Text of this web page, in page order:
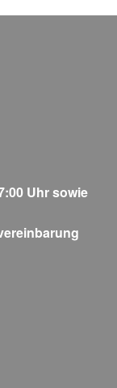
Uhr sowie